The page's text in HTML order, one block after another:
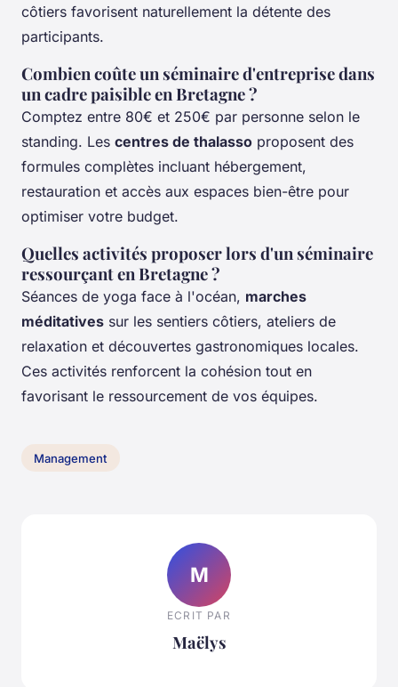
côtiers favorisent naturellement la détente des
participants.
Combien coûte un séminaire d'entreprise dans
un cadre paisible en Bretagne ?
Comptez entre 80€ et 250€ par personne selon le
standing. Les centres de thalasso proposent des
formules complètes incluant hébergement,
restauration et accès aux espaces bien-être pour
optimiser votre budget.
Quelles activités proposer lors d'un séminaire
ressourçant en Bretagne ?
Séances de yoga face à l'océan, marches
méditatives sur les sentiers côtiers, ateliers de
relaxation et découvertes gastronomiques locales.
Ces activités renforcent la cohésion tout en
favorisant le ressourcement de vos équipes.
Management
M
ECRIT PAR
Maëlys